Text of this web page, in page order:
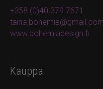
+358 (0)40 379 7671
www.bohemiadesign.fi
Kauppa